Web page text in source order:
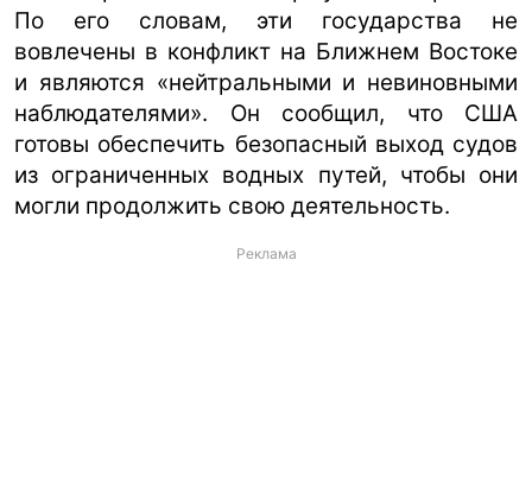
По его словам, эти государства не
вовлечены в конфликт на Ближнем Востоке
и являются «нейтральными и невиновными
наблюдателями». Он сообщил, что США
готовы обеспечить безопасный выход судов
из ограниченных водных путей, чтобы они
могли продолжить свою деятельность.
Реклама